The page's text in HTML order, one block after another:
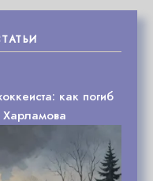
как погиб